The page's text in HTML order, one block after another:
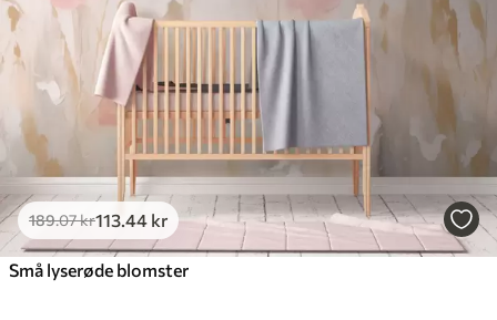
189.07kr113 .44 kr
Små lyserøde blomster